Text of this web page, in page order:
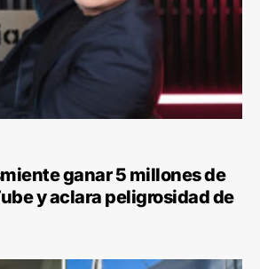
ganar 5 millones de
y aclara peligrosidad de